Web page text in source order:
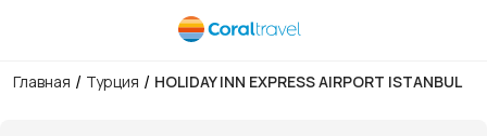
Главная / Турция / HOLIDAY INN EXPRESS AIRPORT ISTANBUL